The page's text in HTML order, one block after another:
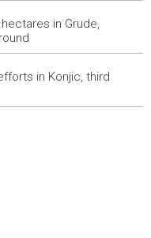
kosti, vještaci
iz četiri države
in Grude,
in Konjic, third